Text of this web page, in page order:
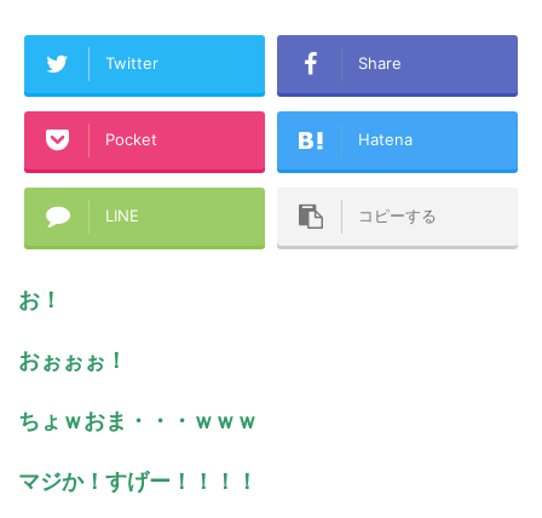
Twitter Share
Pocket Hatena
LINE コピーする
お！
おぉぉぉ！
ちょｗおま・・・ｗｗｗ
マジか！すげー！！！！